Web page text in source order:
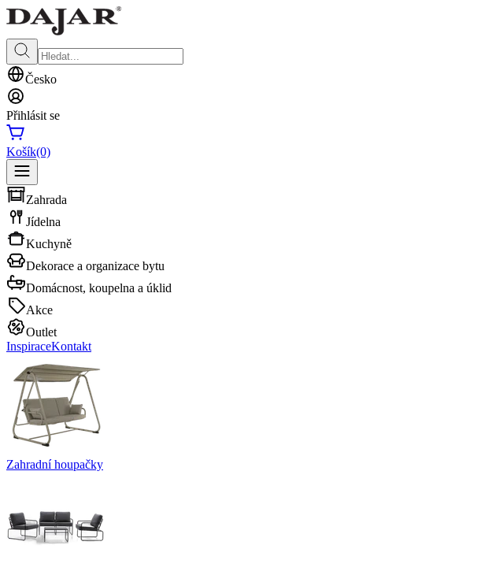
Česko
Přihlásit se
Košík(0)
Zahrada
Jídelna
Kuchyně
Dekorace a organizace bytu
Domácnost, koupelna a úklid
Akce
Outlet
InspiraceKontakt
Zahradní houpačky